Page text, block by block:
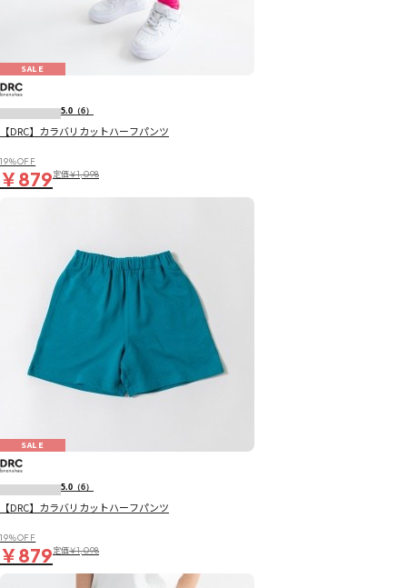
SALE
5.0 （6）
【DRC】カラバリカットハーフパンツ
19％OFF
￥879定価￥1,098
SALE
5.0 （6）
【DRC】カラバリカットハーフパンツ
19％OFF
￥879定価￥1,098